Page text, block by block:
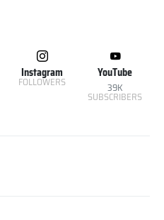
Instagram
FOLLOWERS
YouTube
39K
SUBSCRIBERS